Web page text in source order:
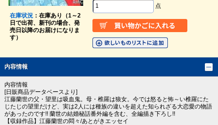
在庫状況：在庫あり（1～2
日で出荷、新刊の場合、発
売日以降のお届けになりま
す）
点
内容情報
内容情報
[日販商品データベースより]
江藤蘭世の父・望里は吸血鬼。母・椎羅は狼女。今では怒ると怖～い椎羅にた
じたじの望里だけど、実は2人には種族の違いを超えた知られざる大恋愛の物語
があったのです!! 蘭世の結婚秘話番外編を含む、全編描き下ろし!!
【収録作品】江藤蘭世の悶々/あとがきエッセイ